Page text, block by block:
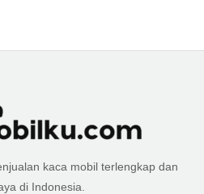
kaca mobil terlengkap dan
di Indonesia.